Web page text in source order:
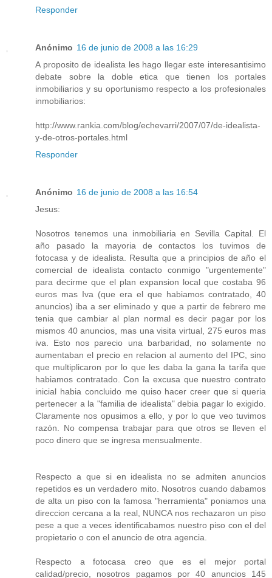
Responder
Anónimo 16 de junio de 2008 a las 16:29
A proposito de idealista les hago llegar este interesantisimo
debate sobre la doble etica que tienen los portales
inmobiliarios y su oportunismo respecto a los profesionales
inmobiliarios:
http://www.rankia.com/blog/echevarri/2007/07/de-idealista-
y-de-otros-portales.html
Responder
Anónimo 16 de junio de 2008 a las 16:54
Jesus:
Nosotros tenemos una inmobiliaria en Sevilla Capital. El
año pasado la mayoria de contactos los tuvimos de
fotocasa y de idealista. Resulta que a principios de año el
comercial de idealista contacto conmigo "urgentemente"
para decirme que el plan expansion local que costaba 96
euros mas Iva (que era el que habiamos contratado, 40
anuncios) iba a ser eliminado y que a partir de febrero me
tenia que cambiar al plan normal es decir pagar por los
mismos 40 anuncios, mas una visita virtual, 275 euros mas
iva. Esto nos parecio una barbaridad, no solamente no
aumentaban el precio en relacion al aumento del IPC, sino
que multiplicaron por lo que les daba la gana la tarifa que
habiamos contratado. Con la excusa que nuestro contrato
inicial habia concluido me quiso hacer creer que si queria
pertenecer a la "familia de idealista" debia pagar lo exigido.
Claramente nos opusimos a ello, y por lo que veo tuvimos
razón. No compensa trabajar para que otros se lleven el
poco dinero que se ingresa mensualmente.
Respecto a que si en idealista no se admiten anuncios
repetidos es un verdadero mito. Nosotros cuando dabamos
de alta un piso con la famosa "herramienta" poniamos una
direccion cercana a la real, NUNCA nos rechazaron un piso
pese a que a veces identificabamos nuestro piso con el del
propietario o con el anuncio de otra agencia.
Respecto a fotocasa creo que es el mejor portal
calidad/precio, nosotros pagamos por 40 anuncios 145